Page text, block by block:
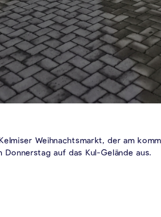
Weihnachtsmarkt, der am
auf das Kul-Gelände aus.